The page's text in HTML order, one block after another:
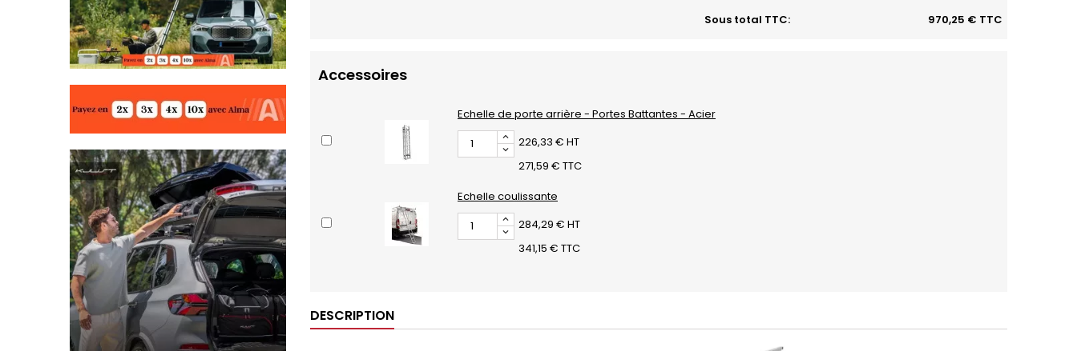
Sous total TTC:
970,25 € TTC
Accessoires
Echelle de porte arrière - Portes Battantes - Acier
226,33 € HT
271,59 € TTC
Echelle coulissante
284,29 € HT
341,15 € TTC
DESCRIPTION